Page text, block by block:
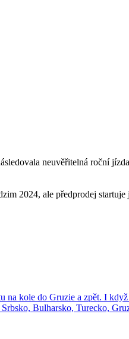
neuvěřitelná roční
2024, ale předprodej startuje
na kole do Gruzie a zpět. I
Bulharsko, Turecko,